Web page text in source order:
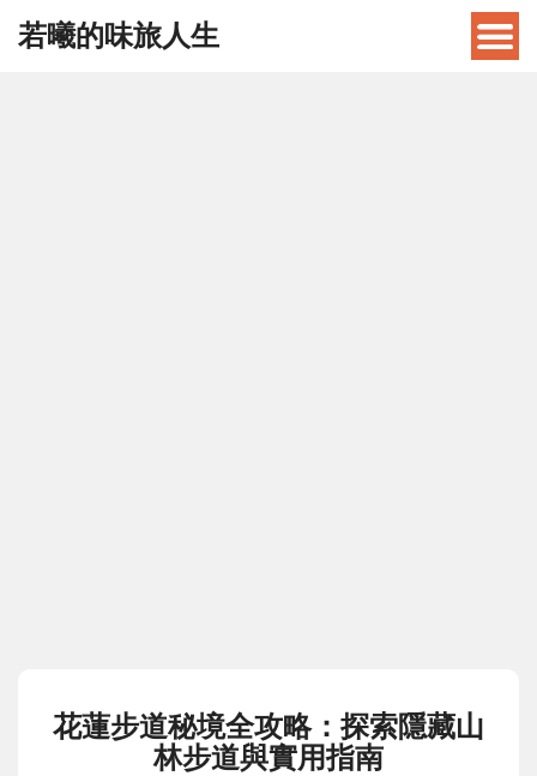
若曦的味旅人生
花蓮步道秘境全攻略：探索隱藏山
林步道與實用指南